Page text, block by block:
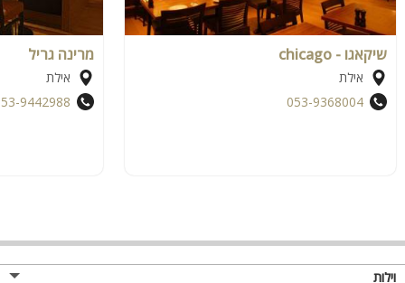
שיקאגו - chicago
אילת
053-9368004
מרינה גריל
אילת
9442988
וילות